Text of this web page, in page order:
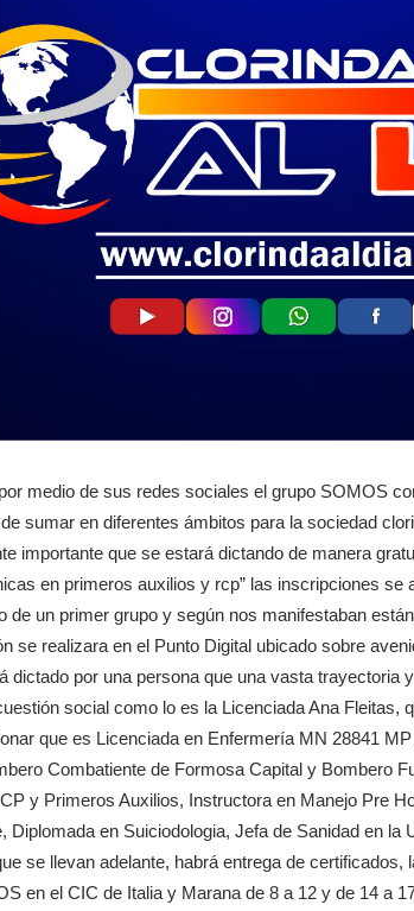
medio de sus redes sociales el grupo SOMOS
sumar en diferentes ámbitos para la sociedad
importante que se estará dictando de manera
en primeros auxilios y rcp” las inscripciones
de un primer grupo y según nos manifestaban
se realizara en el Punto Digital ubicado sobre
dictado por una persona que una vasta trayectoria
social como lo es la Licenciada Ana Fleitas,
que es Licenciada en Enfermería MN 28841
Combatiente de Formosa Capital y Bombero
y Primeros Auxilios, Instructora en Manejo Pre
Diplomada en Suiciodologia, Jefa de Sanidad en la
se llevan adelante, habrá entrega de
en el CIC de Italia y Marana de 8 a 12 y de 14 a